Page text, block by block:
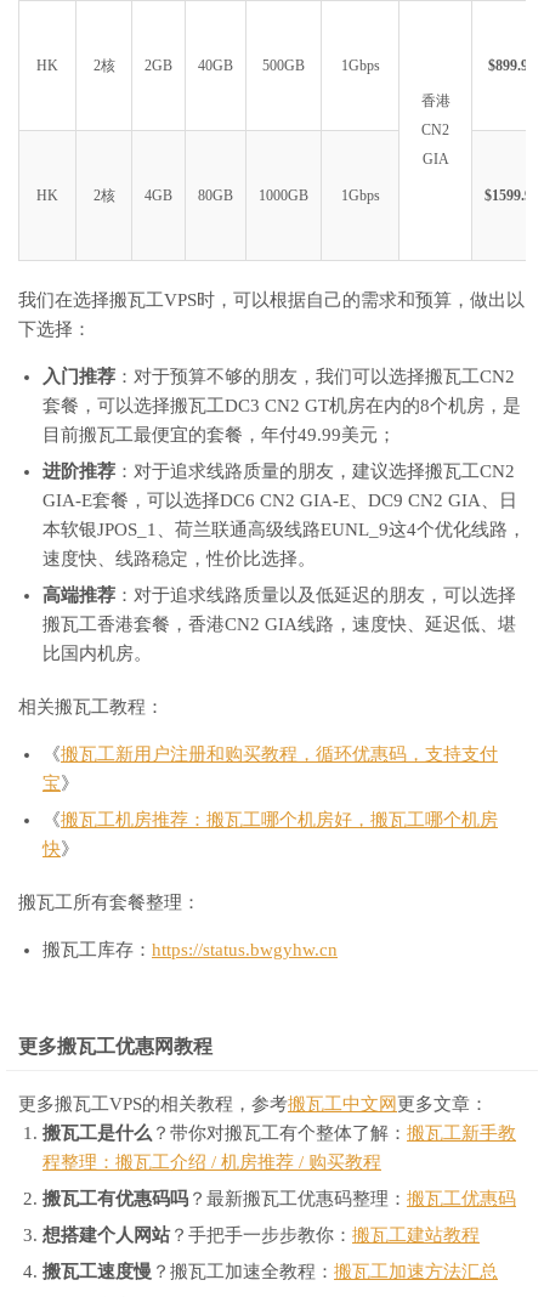
HK 2核 2GB 40GB 500GB 1Gbps
香港
CN2
GIA
$899.99
HK 2核 4GB 80GB 1000GB 1Gbps $1599.99
我们在选择搬瓦工VPS时，可以根据自己的需求和预算，做出以
下选择：
入门推荐 ：对于预算不够的朋友，我们可以选择搬瓦工CN2
套餐，可以选择搬瓦工DC3 CN2 GT机房在内的8个机房，是
目前搬瓦工最便宜的套餐，年付49.99美元；
进阶推荐 ：对于追求线路质量的朋友，建议选择搬瓦工CN2
GIA-E套餐，可以选择DC6 CN2 GIA-E、DC9 CN2 GIA、日
本软银JPOS_1、荷兰联通高级线路EUNL_9这4个优化线路，
速度快、线路稳定，性价比选择。
高端推荐 ：对于追求线路质量以及低延迟的朋友，可以选择
搬瓦工香港套餐，香港CN2 GIA线路，速度快、延迟低、堪
比国内机房。
相关搬瓦工教程：
《搬瓦工新用户注册和购买教程，循环优惠码，支持支付
宝》
《搬瓦工机房推荐：搬瓦工哪个机房好，搬瓦工哪个机房
快》
搬瓦工所有套餐整理：
搬瓦工库存： https://status.bwgyhw.cn
更多搬瓦工优惠网教程
更多搬瓦工VPS的相关教程，参考搬瓦工中文网 更多文章：
搬瓦工是什么 ？带你对搬瓦工有个整体了解： 搬瓦工新手教
程整理：搬瓦工介绍 / 机房推荐 / 购买教程
搬瓦工有优惠码吗 ？最新搬瓦工优惠码整理： 搬瓦工优惠码
想搭建个人网站？手把手一步步教你： 搬瓦工建站教程
搬瓦工速度慢 ？搬瓦工加速全教程： 搬瓦工加速方法汇总